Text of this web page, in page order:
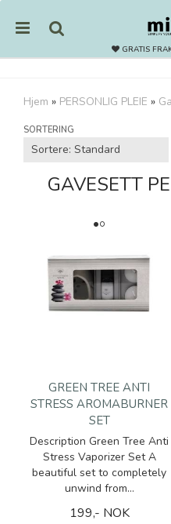
GRATIS
Hjem » PERSONLIG PLEIE »
SORTERING
GAVESETT
GREEN TREE ANTI
STRESS AROMABURNER
SET
Description Green Tree Anti
Stress Vaporizer Set A
beautiful set to completely
unwind from...
199,- NOK